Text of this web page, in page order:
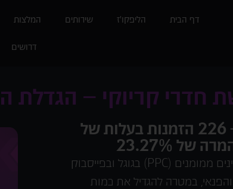
דף הבית הליפקו'ז שירותים המלצות
דרושים
קמפיין שירותים – 226 הזמנות בעלות של
ליפקו דיגיטל ניהלה קמפיינים ממומנים (PPC) בגוגל ובפייסבוק
במטרה להגדיל את כמות